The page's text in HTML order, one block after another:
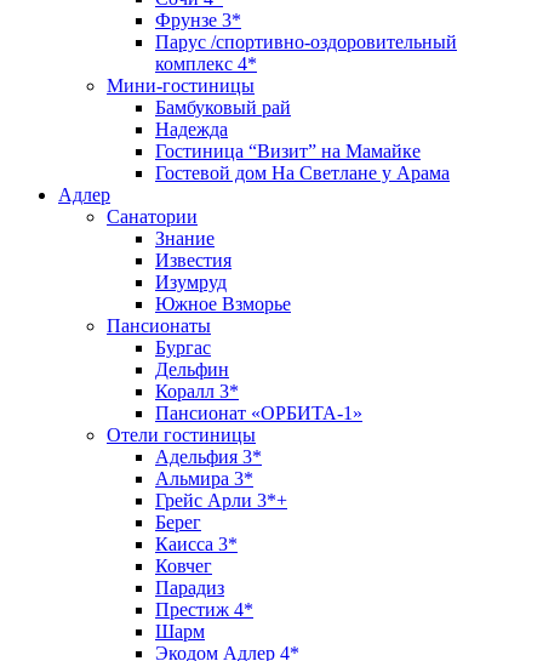
Фрунзе 3*
Парус /спортивно-оздоровительный
комплекс 4*
Мини-гостиницы
Бамбуковый рай
Надежда
Гостиница “Визит” на Мамайке
Гостевой дом На Светлане у Арама
Адлер
Санатории
Знание
Известия
Изумруд
Южное Взморье
Пансионаты
Бургас
Дельфин
Коралл 3*
Пансионат «ОРБИТА-1»
Отели гостиницы
Адельфия 3*
Альмира 3*
Грейс Арли 3*+
Берег
Каисса 3*
Ковчег
Парадиз
Престиж 4*
Шарм
Экодом Адлер 4*